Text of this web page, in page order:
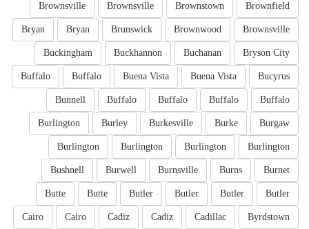
Brownfield
Brownstown
Brownsville
Brownsville
Brownsville
Brownwood
Brunswick
Bryan
Bryan
Bryson City
Buchanan
Buckhannon
Buckingham
Bucyrus
Buena Vista
Buena Vista
Buffalo
Buffalo
Buffalo
Buffalo
Buffalo
Buffalo
Bunnell
Burgaw
Burke
Burkesville
Burley
Burlington
Burlington
Burlington
Burlington
Burlington
Burnet
Burns
Burnsville
Burwell
Bushnell
Butler
Butler
Butler
Butler
Butte
Butte
Byrdstown
Cadillac
Cadiz
Cadiz
Cairo
Cairo